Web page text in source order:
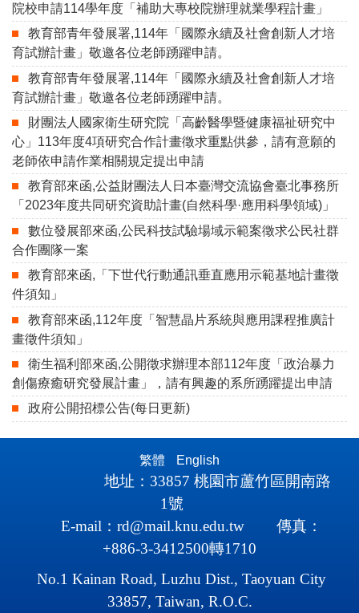
院校申請114學年度「補助大專校院辦理就業學程計畫」
教育部青年發展署,114年「國際永續及社會創新人才培
育試辦計畫」敬邀各位老師踴躍申請。
教育部青年發展署,114年「國際永續及社會創新人才培
育試辦計畫」敬邀各位老師踴躍申請。
財團法人國家衛生研究院「高齡醫學暨健康福祉研究中
心」113年度4項研究合作計畫徵求重點供參，請有意願的
老師依申請作業相關規定提出申請
教育部來函,公益財團法人日本臺灣交流協會臺北事務所
「2023年度共同研究資助計畫(自然科學·應用科學領域)」
數位發展部來函,公民科技試驗場域示範案徵求公民社群
合作團隊一案
教育部來函,「下世代行動通訊垂直應用示範基地計畫徵
件須知」
教育部來函,112年度「智慧晶片系統與應用課程推廣計
畫徵件須知」
衛生福利部來函,公開徵求辦理本部112年度「政治暴力
創傷療癒研究發展計畫」，請有興趣的系所踴躍提出申請
政府公開招標公告(每日更新)
繁體 English
地址： 33857 桃園市蘆竹區開南路
1號
E-mail ： rd@mail.knu.edu.tw 傳真：
+886-3-3412500轉1710
No.1 Kainan Road, Luzhu Dist., Taoyuan City
33857, Taiwan, R.O.C.